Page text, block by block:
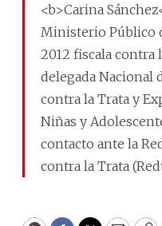
<b>Carina
Ministerio Público
2012 fiscala contra
delegada Nacional
contra la Trata y
Niñas y
contacto ante la
contra la Trata